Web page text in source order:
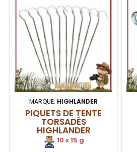
MARQUE: HIGHLANDER
PIQUETS DE TENTE
TORSADÉS
HIGHLANDER
10 x 15 g